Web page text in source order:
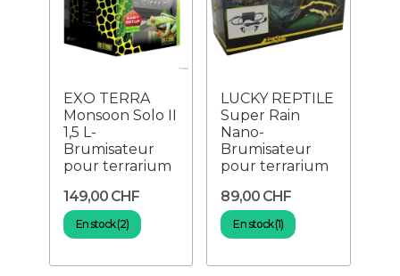
EXO TERRA
Monsoon Solo II
1,5 L-
Brumisateur
pour terrarium
149,00 CHF
En stock (2)
LUCKY REPTILE
Super Rain
Nano-
Brumisateur
pour terrarium
89,00 CHF
En stock (1)